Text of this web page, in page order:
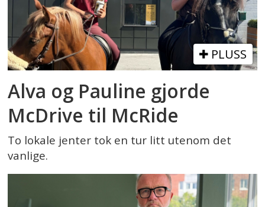
PLUSS
Alva og Pauline gjorde
McDrive til McRide
To lokale jenter tok en tur litt utenom det
vanlige.